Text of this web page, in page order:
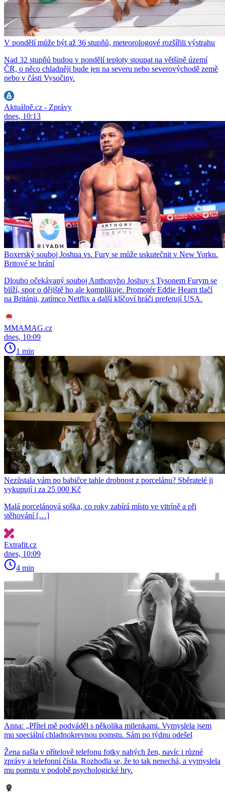
V pondělí může být až 36 stupňů, meteorologové rozšířili výstrahu
Nad 32 stupňů budou v pondělí teploty stoupat na většině území
ČR, o něco chladněji bude jen na severu nebo severovýchodě země
nebo v části Vysočiny.
Aktuálně.cz - Zprávy
dnes, 10:13
Boxerský souboj Joshua vs. Fury se může uskutečnit v New Yorku.
Britové se brání
Dlouho očekávaný souboj Anthonyho Joshuy s Tysonem Furym se
blíží, spor o dějiště ho ale komplikuje. Promotér Eddie Hearn tlačí
na Británii, zatímco Netflix a další klíčoví hráči preferují USA.
MMAMAG.cz
dnes, 10:09
1 min
Nezůstala vám po babičce tahle drobnost z porcelánu? Sběratelé ji
vykupují i za 25 000 Kč
Malá porcelánová soška, co roky zabírá místo ve vitríně a při
stěhování […]
Extrafit.cz
dnes, 10:09
4 min
Anna: „Přítel mě podváděl s několika milenkami. Vymyslela jsem
mu speciální chladnokrevnou pomstu. Sám po týdnu odešel
Žena našla v přítelově telefonu fotky nahých žen, navíc i různé
zprávy a telefonní čísla. Rozhodla se, že to tak nenechá, a vymyslela
mu pomstu v podobě psychologické hry.